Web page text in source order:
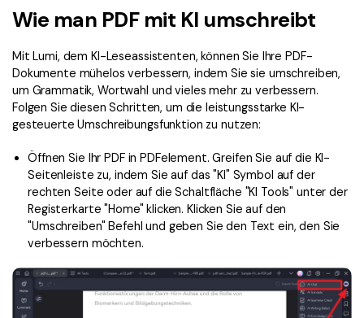
PDF zu Word
PDF komprimieren
Word zu PDF
Weitere Online-Tools
PDF bearbeiten
PDF komprimieren
PDF organisieren
PDF zuschneiden
Professionelle Anwender
PDF Formular
PDF Signieren
PDF schützen
PDF wie Word bearbeiten
Konvertierung Tipps
Komprimieren Tipps
Weitere Themen finden
Warum PDFelement
Kundengeschichten
PDF-Software-Vergleich
G2 Awards
Bessere Nutzung
Wie man PDF mit KI umschreibt
Mit Lumi, dem KI-Leseassistenten, können Sie Ihre PDF-
Dokumente mühelos verbessern, indem Sie sie umschreiben,
um Grammatik, Wortwahl und vieles mehr zu verbessern.
Folgen Sie diesen Schritten, um die leistungsstarke KI-
gesteuerte Umschreibungsfunktion zu nutzen:
Öffnen Sie Ihr PDF in PDFelement. Greifen Sie auf die KI-
Seitenleiste zu, indem Sie auf das "KI" Symbol auf der
rechten Seite oder auf die Schaltfläche "KI Tools" unter der
Registerkarte "Home" klicken. Klicken Sie auf den
"Umschreiben" Befehl und geben Sie den Text ein, den Sie
verbessern möchten.